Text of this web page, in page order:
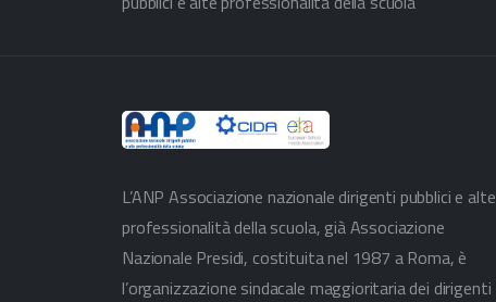
L’ANP Associazione nazionale dirigenti pubblici e alte
professionalità della scuola, già Associazione
Nazionale Presidi, costituita nel 1987 a Roma, è
l’organizzazione sindacale maggioritaria dei dirigenti